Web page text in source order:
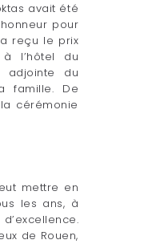
avait été
pour
reçu le prix
l’hôtel du
adjointe du
famille. De
cérémonie
mettre en
les ans, à
de Rouen,